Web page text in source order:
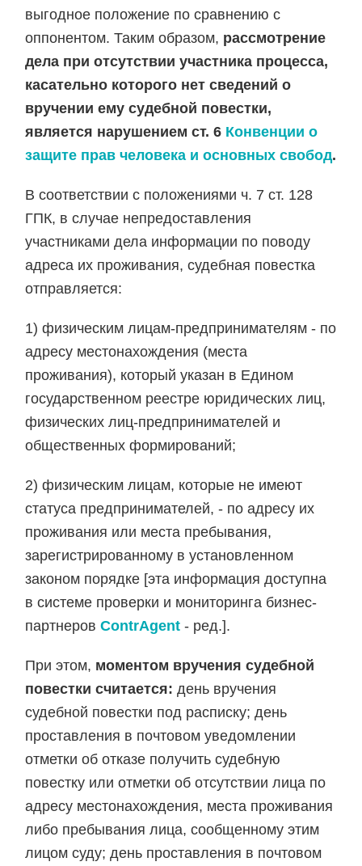
выгодное положение по сравнению с
оппонентом. Таким образом, рассмотрение
дела при отсутствии участника процесса,
касательно которого нет сведений о
вручении ему судебной повестки,
является нарушением ст. 6 Конвенции о
защите прав человека и основных свобод.
В соответствии с положениями ч. 7 ст. 128
ГПК, в случае непредоставления
участниками дела информации по поводу
адреса их проживания, судебная повестка
отправляется:
1) физическим лицам-предпринимателям - по
адресу местонахождения (места
проживания), который указан в Едином
государственном реестре юридических лиц,
физических лиц-предпринимателей и
общественных формирований;
2) физическим лицам, которые не имеют
статуса предпринимателей, - по адресу их
проживания или места пребывания,
зарегистрированному в установленном
законом порядке [эта информация доступна
в системе проверки и мониторинга бизнес-
партнеровContrAgent - ред.].
При этом, моментом вручения судебной
повестки считается: день вручения
судебной повестки под расписку; день
проставления в почтовом уведомлении
отметки об отказе получить судебную
повестку или отметки об отсутствии лица по
адресу местонахождения, места проживания
либо пребывания лица, сообщенному этим
лицом суду; день проставления в почтовом